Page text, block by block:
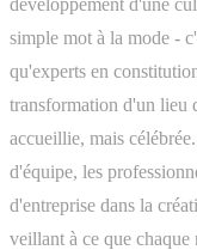
simple mot à la mode -
qu'experts en
transformation d'un lieu
accueillie, mais
d'équipe, les
d'entreprise dans la
veillant à ce que chaque